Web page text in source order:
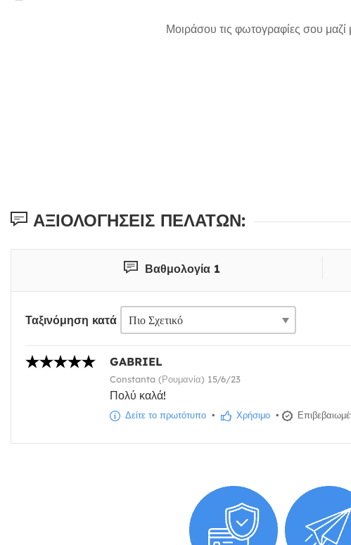
Μοιράσου τις φωτογραφίες σου μαζί
ΑΞΙΟΛΟΓΉΣΕΙΣ ΠΕΛΑΤΏΝ:
Βαθμολογία 1
Ταξινόμηση κατά
GABRIEL
Constanta (Ρουμανία) 15/6/23
Πολύ καλά!
Δείτε το πρωτότυπο • Χρήσιμο •